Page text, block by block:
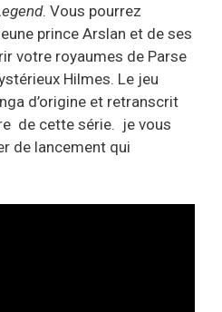
. Vous pourrez
prince Arslan et de ses
votre royaumes de Parse
Hilmes. Le jeu
d’origine et retranscrit
de cette série. je vous
de lancement qui